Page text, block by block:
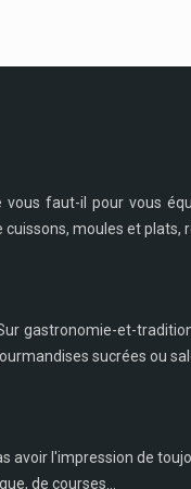
faut-il pour vous
moules et plats,
gastronomie-et-
sucrées ou
avoir l'impression de
de courses...